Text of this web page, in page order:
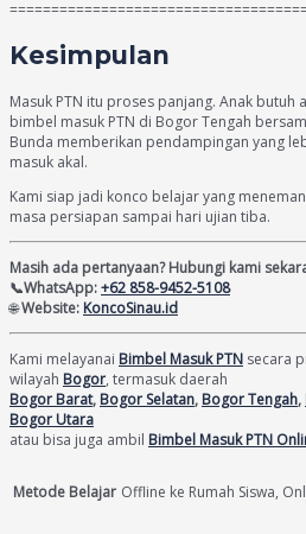
Kesimpulan
Masuk PTN itu proses panjang. Anak butuh
bimbel masuk PTN di Bogor Tengah
Bunda memberikan pendampingan yang
masuk akal.
Kami siap jadi konco belajar yang
masa persiapan sampai hari ujian tiba.
Masih ada pertanyaan? Hubungi kami
📞WhatsApp:+62 858-9452-5108
🌐Website: KoncoSinau.id
Kami melayanai Bimbel Masuk PTN secara
wilayah Bogor, termasuk daerah
Bogor Barat, Bogor Selatan, Bogor Tengah,
Bogor Utara
atau bisa juga ambil Bimbel Masuk PTN
Metode Belajar Offline ke Rumah Siswa,